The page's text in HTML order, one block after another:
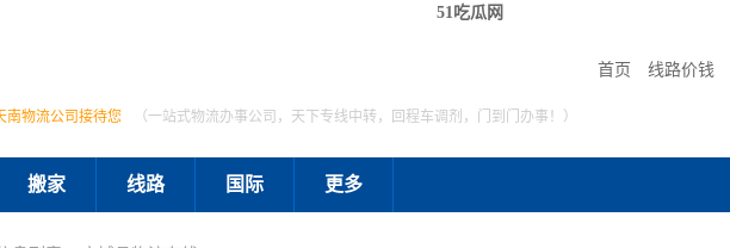
51吃瓜网
首页 线路价钱
南物流公司接待您 （一站式物流办事公司，天下专线中转，回程车调剂，门到门办事！）
搬家 线路 国际 更多